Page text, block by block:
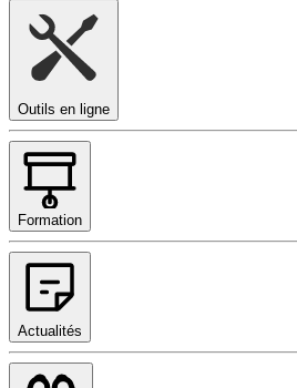
Outils en ligne
Formation
Actualités